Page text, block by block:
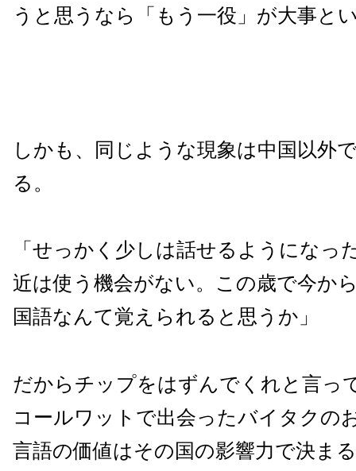
うと思うなら「もう一役」が大事と
しかも、同じような現象は中国以外
る。
「せっかく少しは話せるようになっ
近は使う機会がない。この歳で今か
国語なんて覚えられると思うか」
だからチップをはずんでくれと言っ
コールワットで出会ったバイタクの
言語の価値はその国の影響力で決ま